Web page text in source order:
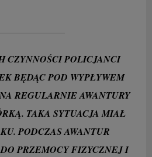
CZYNNOŚCI POLICJANCI
BĘDĄC POD WYPŁYWEM
REGULARNIE AWANTURY
TAKA SYTUACJA MIAŁ
PODCZAS AWANTUR
PRZEMOCY FIZYCZNEJ I